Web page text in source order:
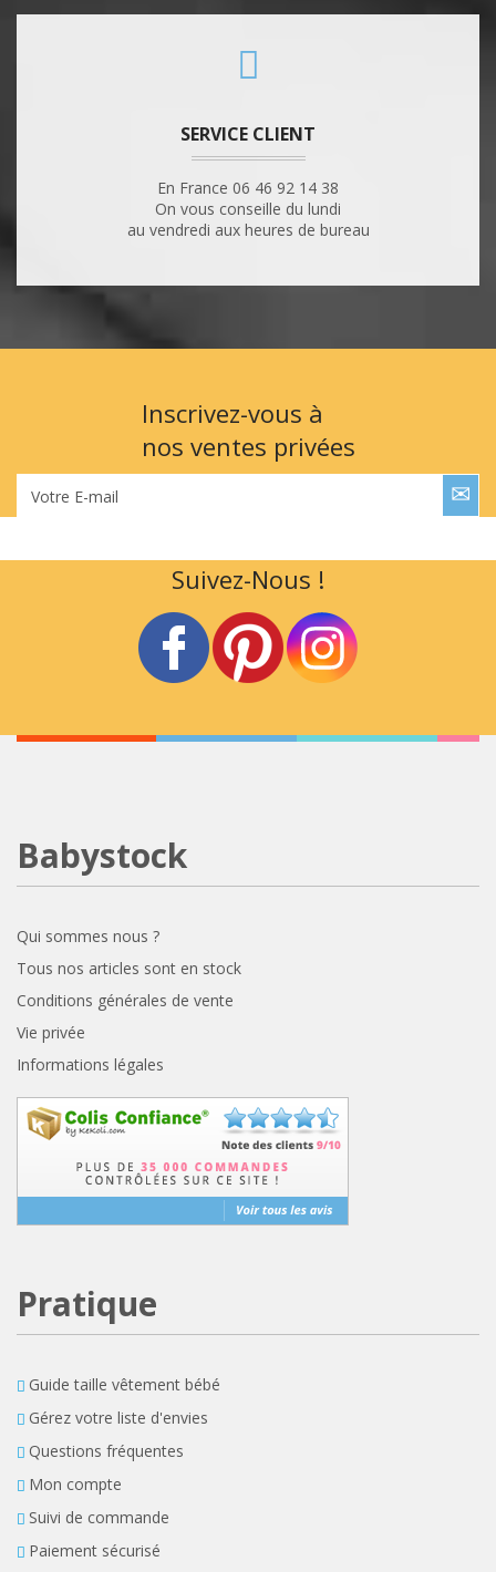
SERVICE CLIENT
En France 06 46 92 14 38
On vous conseille du lundi
au vendredi aux heures de bureau
Inscrivez-vous à
nos ventes privées
Votre E-mail
Suivez-Nous !
Babystock
Qui sommes nous ?
Tous nos articles sont en stock
Conditions générales de vente
Vie privée
Informations légales
Pratique
Guide taille vêtement bébé
Gérez votre liste d'envies
Questions fréquentes
Mon compte
Suivi de commande
Paiement sécurisé